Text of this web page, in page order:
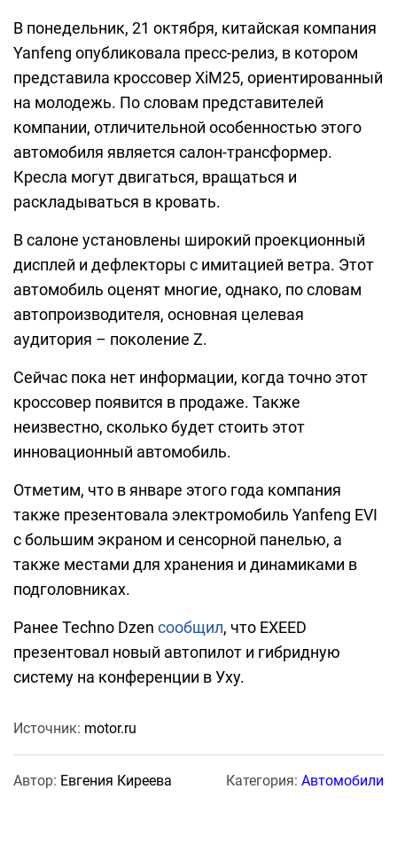
В понедельник, 21 октября, китайская компания
Yanfeng опубликовала пресс-релиз, в котором
представила кроссовер XiM25, ориентированный
на молодежь. По словам представителей
компании, отличительной особенностью этого
автомобиля является салон-трансформер.
Кресла могут двигаться, вращаться и
раскладываться в кровать.
В салоне установлены широкий проекционный
дисплей и дефлекторы с имитацией ветра. Этот
автомобиль оценят многие, однако, по словам
автопроизводителя, основная целевая
аудитория – поколение Z.
Сейчас пока нет информации, когда точно этот
кроссовер появится в продаже. Также
неизвестно, сколько будет стоить этот
инновационный автомобиль.
Отметим, что в январе этого года компания
также презентовала электромобиль Yanfeng EVI
с большим экраном и сенсорной панелью, а
также местами для хранения и динамиками в
подголовниках.
Ранее Techno Dzen сообщил, что EXEED
презентовал новый автопилот и гибридную
систему на конференции в Уху.
Источник: motor.ru
Автор: Евгения Киреева Категория: Автомобили